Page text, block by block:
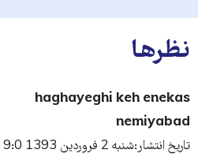
نظرها
haghayeghi keh enekas
nemiyabad